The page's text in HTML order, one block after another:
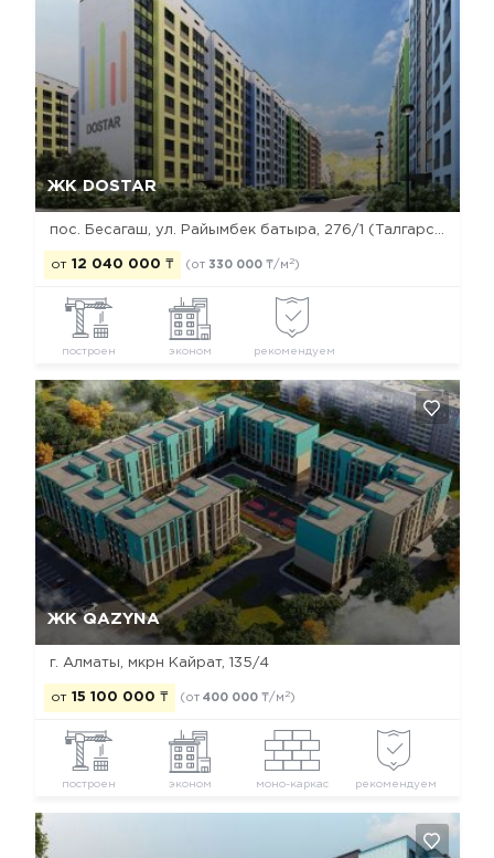
ЖК DOSTAR
пос. Бесагаш, ул. Райымбек батыра, 276/1 (Талгарский тракт)
от 12 040 000 ₸ (от 330 000 ₸/м 2)
построен эконом рекомендуем
Да, удалить Отмена
ЖК QAZYNA
г. Алматы, мкрн Кайрат, 135/4
от 15 100 000 ₸ (от 400 000 ₸/м 2)
построен эконом моно-каркас рекомендуем
Да, удалить Отмена